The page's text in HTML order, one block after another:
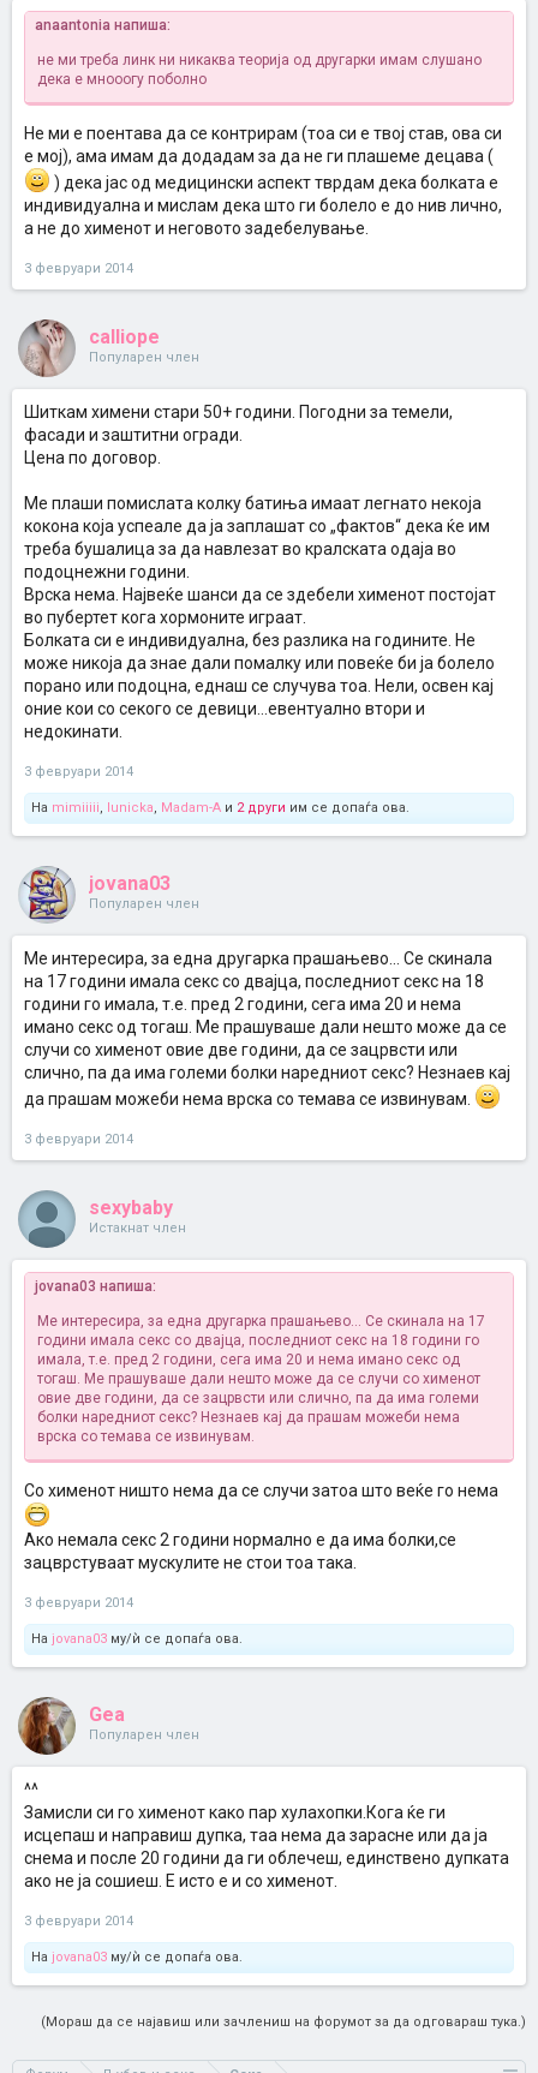
anaantonia напиша:
не ми треба линк ни никаква теорија од другарки имам слушано
дека е мнооогу поболно
Не ми е поентава да се контрирам (тоа си е твој став, ова си
е мој), ама имам да додадам за да не ги плашеме децава (
) дека јас од медицински аспект тврдам дека болката е
индивидуална и мислам дека што ги болело е до нив лично,
а не до хименот и неговото задебелување.
3 февруари 2014
calliope
Популарен член
Шиткам химени стари 50+ години. Погодни за темели,
фасади и заштитни огради.
Цена по договор.
Ме плаши помислата колку батиња имаат легнато некоја
кокона која успеале да ја заплашат со „фактов“ дека ќе им
треба бушалица за да навлезат во кралската одаја во
подоцнежни години.
Врска нема. Највеќе шанси да се здебели хименот постојат
во пубертет кога хормоните играат.
Болката си е индивидуална, без разлика на годините. Не
може никоја да знае дали помалку или повеќе би ја болело
порано или подоцна, еднаш се случува тоа. Нели, освен кај
оние кои со секого се девици...евентуално втори и
недокинати.
3 февруари 2014
На mimiiiii, lunicka, Madam-A и 2 други им се допаѓа ова.
jovana03
Популарен член
Ме интересира, за една другарка прашањево... Се скинала
на 17 години имала секс со двајца, последниот секс на 18
години го имала, т.е. пред 2 години, сега има 20 и нема
имано секс од тогаш. Ме прашуваше дали нешто може да се
случи со хименот овие две години, да се зацрвсти или
слично, па да има големи болки наредниот секс? Незнаев кај
да прашам можеби нема врска со темава се извинувам.
3 февруари 2014
sexybaby
Истакнат член
jovana03 напиша:
Ме интересира, за една другарка прашањево... Се скинала на 17
години имала секс со двајца, последниот секс на 18 години го
имала, т.е. пред 2 години, сега има 20 и нема имано секс од
тогаш. Ме прашуваше дали нешто може да се случи со хименот
овие две години, да се зацрвсти или слично, па да има големи
болки наредниот секс? Незнаев кај да прашам можеби нема
врска со темава се извинувам.
Со хименот ништо нема да се случи затоа што веќе го нема
Ако немала секс 2 години нормално е да има болки,се
зацврстуваат мускулите не стои тоа така.
3 февруари 2014
На jovana03 му/ѝ се допаѓа ова.
Gea
Популарен член
^^
Замисли си го хименот како пар хулахопки.Кога ќе ги
исцепаш и направиш дупка, таа нема да зарасне или да ја
снема и после 20 години да ги облечеш, единствено дупката
ако не ја сошиеш. Е исто е и со хименот.
3 февруари 2014
На jovana03 му/ѝ се допаѓа ова.
(Мораш да се најавиш или зачлениш на форумот за да одговараш тука.)